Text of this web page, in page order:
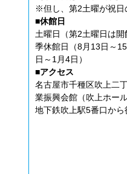
※但し、第2土曜が祝日
■休館日
土曜日（第2土曜日は
季休館日（8月13日～
日～1月4日）
■アクセス
名古屋市千種区吹上二
業振興会館（吹上ホー
地下鉄吹上駅5番口から